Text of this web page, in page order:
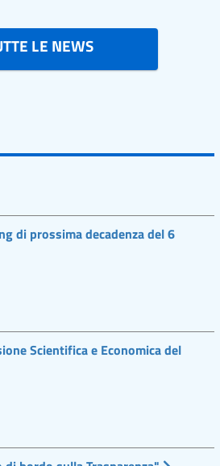
LE NEWS
di prossima decadenza del 6
Scientifica e Economica del